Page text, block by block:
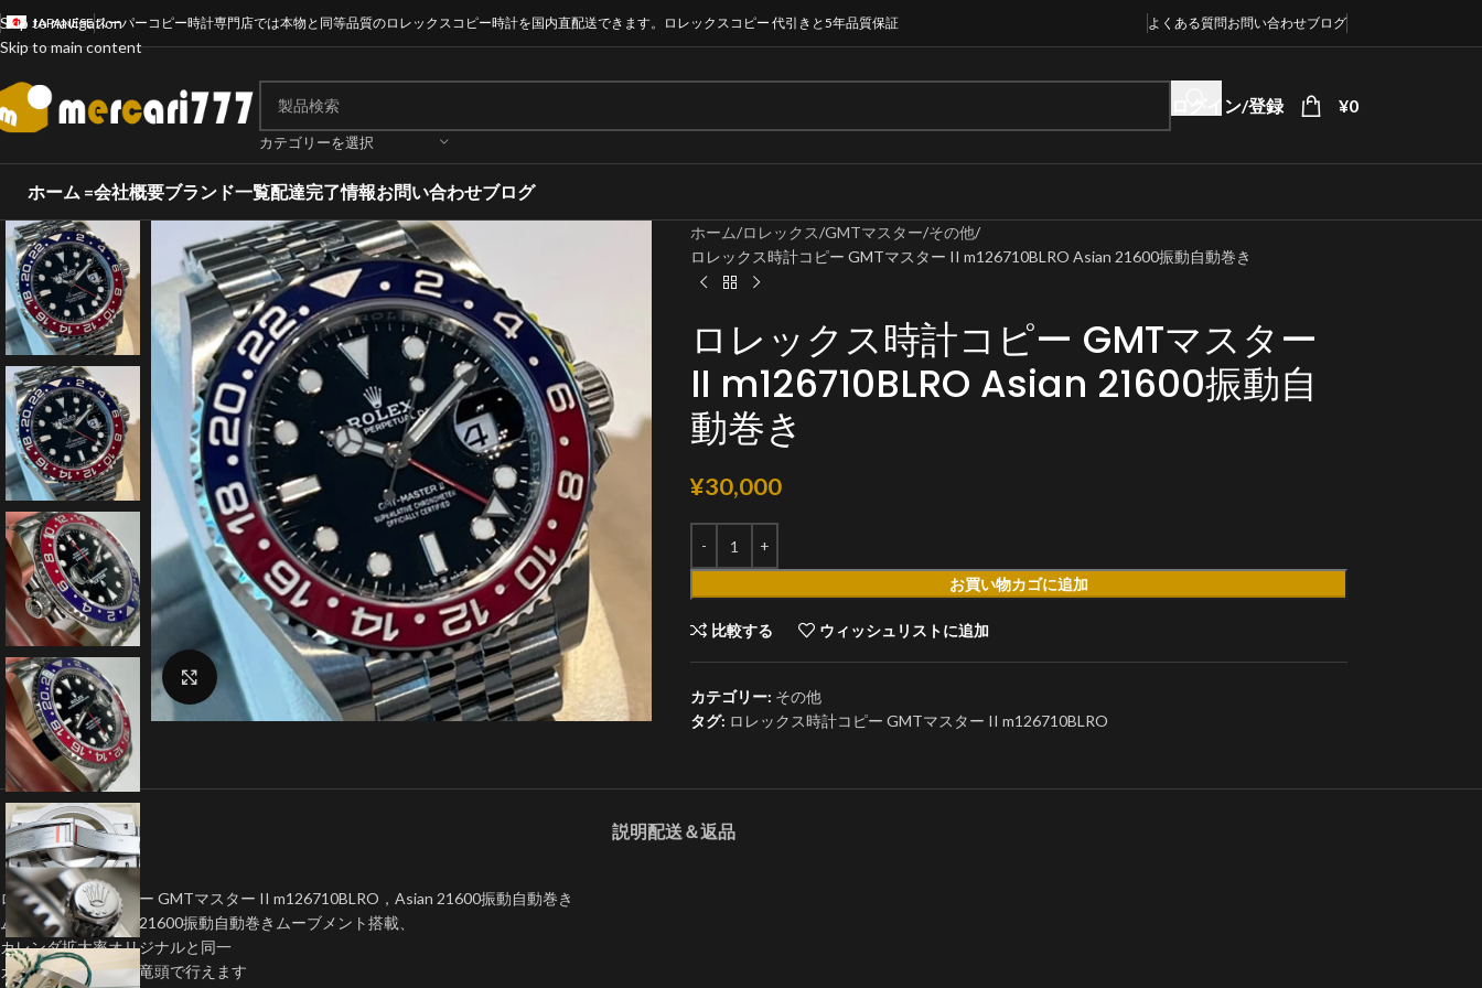
Skip to navigation
Skip to main content
JAPANESEスーパーコピー時計専門店では本物と同等品質のロレックスコピー時計を国内直配送できます。ロレックスコピー 代引きと5年品質保証 よくある質問お問い合わせブログ
カテゴリーを選択
ログイン/登録 ¥0
ホーム =会社概要ブランド一覧配達完了情報お問い合わせブログ
クリックで拡大
ホーム ロレックス GMTマスター その他
ロレックス時計コピー GMTマスター II m126710BLRO Asian 21600振動自動巻き
ロレックス時計コピー GMTマスター
II m126710BLRO Asian 21600振動自
動巻き
¥30,000
お買い物カゴに追加
比較する ウィッシュリストに追加
カテゴリー: その他
タグ: ロレックス時計コピー GMTマスター II m126710BLRO
説明配送＆返品
ロレックス時計コピー GMTマスター II m126710BLRO，Asian 21600振動自動巻き
ムーブメント:Asian 21600振動自動巻きムーブメント搭載、
カレンダ拡大率オリジナルと同一
カレンダー早送りは竜頭で行えます